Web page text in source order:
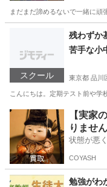
まだまだ諦めるないで一緒に
さいたま市 家庭
スクール
残わずか
苦手な小
東京都 品川
こんにちは。定期テスト前や
東京 品川区 家庭教師
【実家
りませ
状態が悪
COYASH
勉強がわ